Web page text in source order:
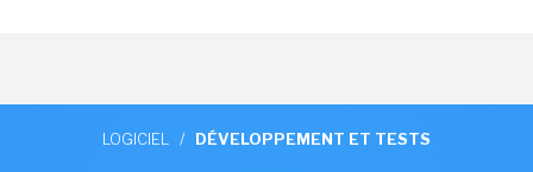
LOGICIEL / DÉVELOPPEMENT ET TESTS